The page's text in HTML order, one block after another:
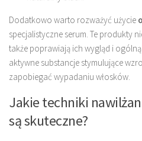
Dodatkowo warto rozważyć użycie
specjalistyczne serum. Te produkty
także poprawiają ich wygląd i
aktywne substancje stymulujące
zapobiegać wypadaniu włosków.
Jakie techniki
są skuteczne?